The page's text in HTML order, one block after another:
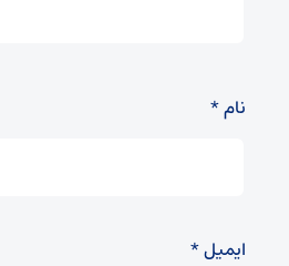
نام*
ایمیل*